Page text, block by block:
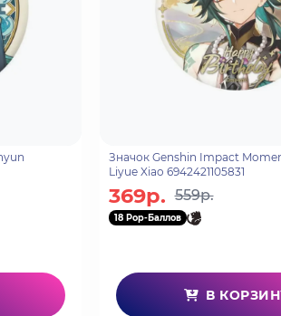
Значок Genshin Impact
Liyue Xiao 6942421105831
369р. 559р.
18 Pop-Баллов
В